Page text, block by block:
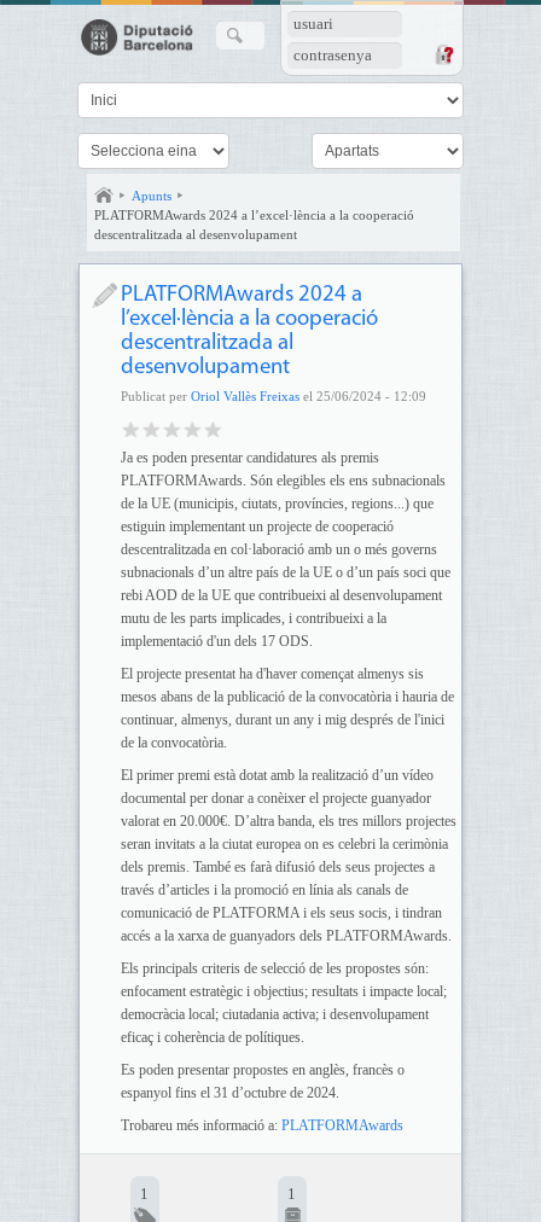
usuari
contrasenya
Apunts
PLATFORMAwards 2024 a l’excel·lència a la cooperació
descentralitzada al desenvolupament
PLATFORMAwards 2024 a
l’excel·lència a la cooperació
descentralitzada al
desenvolupament
Publicat per Oriol Vallès Freixasel 25/06/2024 - 12:09
Ja es poden presentar candidatures als premis
PLATFORMAwards. Són elegibles els ens subnacionals
de la UE (municipis, ciutats, províncies, regions...) que
estiguin implementant un projecte de cooperació
descentralitzada en col·laboració amb un o més governs
subnacionals d’un altre país de la UE o d’un país soci que
rebi AOD de la UE que contribueixi al desenvolupament
mutu de les parts implicades, i contribueixi a la
implementació d'un dels 17 ODS.
El projecte presentat ha d'haver començat almenys sis
mesos abans de la publicació de la convocatòria i hauria de
continuar, almenys, durant un any i mig després de l'inici
de la convocatòria.
El primer premi està dotat amb la realització d’un vídeo
documental per donar a conèixer el projecte guanyador
valorat en 20.000€. D’altra banda, els tres millors projectes
seran invitats a la ciutat europea on es celebri la cerimònia
dels premis. També es farà difusió dels seus projectes a
través d’articles i la promoció en línia als canals de
comunicació de PLATFORMA i els seus socis, i tindran
accés a la xarxa de guanyadors dels PLATFORMAwards.
Els principals criteris de selecció de les propostes són:
enfocament estratègic i objectius; resultats i impacte local;
democràcia local; ciutadania activa; i desenvolupament
eficaç i coherència de polítiques.
Es poden presentar propostes en anglès, francès o
espanyol fins el 31 d’octubre de 2024.
Trobareu més informació a: PLATFORMAwards
1 1